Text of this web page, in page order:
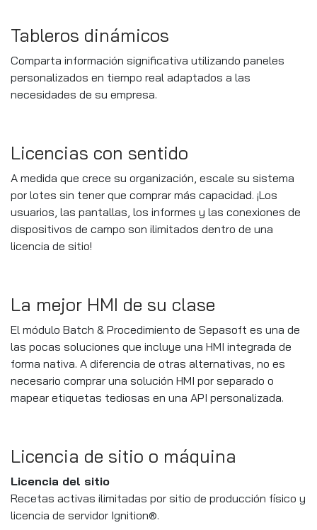
Tableros dinámicos
Comparta información significativa utilizando paneles
personalizados en tiempo real adaptados a las
necesidades de su empresa.
Licencias con sentido
A medida que crece su organización, escale su sistema
por lotes sin tener que comprar más capacidad. ¡Los
usuarios, las pantallas, los informes y las conexiones de
dispositivos de campo son ilimitados dentro de una
licencia de sitio!
La mejor HMI de su clase
El módulo Batch & Procedimiento de Sepasoft es una de
las pocas soluciones que incluye una HMI integrada de
forma nativa. A diferencia de otras alternativas, no es
necesario comprar una solución HMI por separado o
mapear etiquetas tediosas en una API personalizada.
Licencia de sitio o máquina
Licencia del sitio
Recetas activas ilimitadas por sitio de producción físico y
licencia de servidor Ignition®.